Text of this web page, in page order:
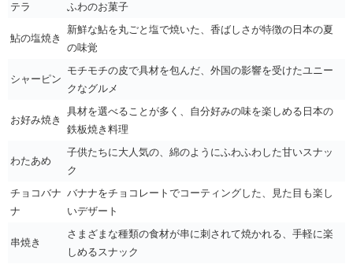
テラ
ふわのお菓子
鮎の塩焼き
新鮮な鮎を丸ごと塩で焼いた、香ばしさが特徴の日本の夏
の味覚
シャーピン
モチモチの皮で具材を包んだ、外国の影響を受けたユニー
クなグルメ
お好み焼き
具材を選べることが多く、自分好みの味を楽しめる日本の
鉄板焼き料理
わたあめ
子供たちに大人気の、綿のようにふわふわした甘いスナッ
ク
チョコバナ
ナ
バナナをチョコレートでコーティングした、見た目も楽し
いデザート
串焼き
さまざまな種類の食材が串に刺されて焼かれる、手軽に楽
しめるスナック